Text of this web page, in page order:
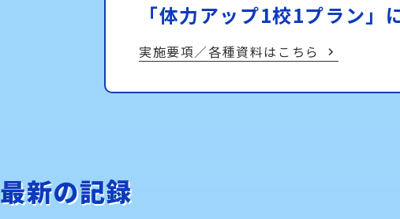
「体力アップ1校1プラン」
実施要項／各種資料はこちら
最新の記録